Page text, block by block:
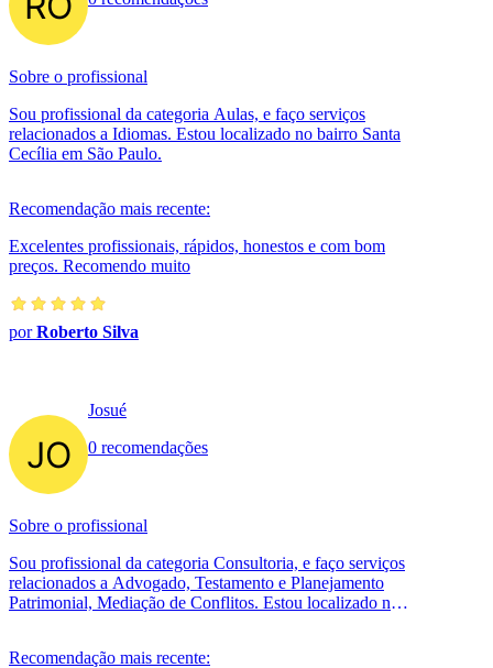
Sobre o profissional
Sou profissional da categoria Aulas, e faço serviços
relacionados a Idiomas. Estou localizado no bairro Santa
Cecília em São Paulo.
Recomendação mais recente:
Excelentes profissionais, rápidos, honestos e com bom
preços. Recomendo muito
porRoberto Silva
Josué
0 recomendações
Sobre o profissional
Sou profissional da categoria Consultoria, e faço serviços
relacionados a Advogado, Testamento e Planejamento
Patrimonial, Mediação de Conflitos. Estou localizado no
Recomendação mais recente: